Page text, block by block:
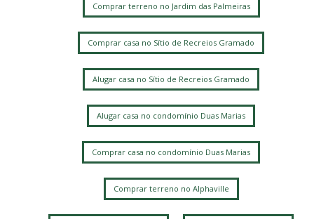
Comprar terreno no Jardim das Palmeiras
Comprar casa no Sítio de Recreios Gramado
Alugar casa no Sítio de Recreios Gramado
Alugar casa no condomínio Duas Marias
Comprar casa no condomínio Duas Marias
Comprar terreno no Alphaville